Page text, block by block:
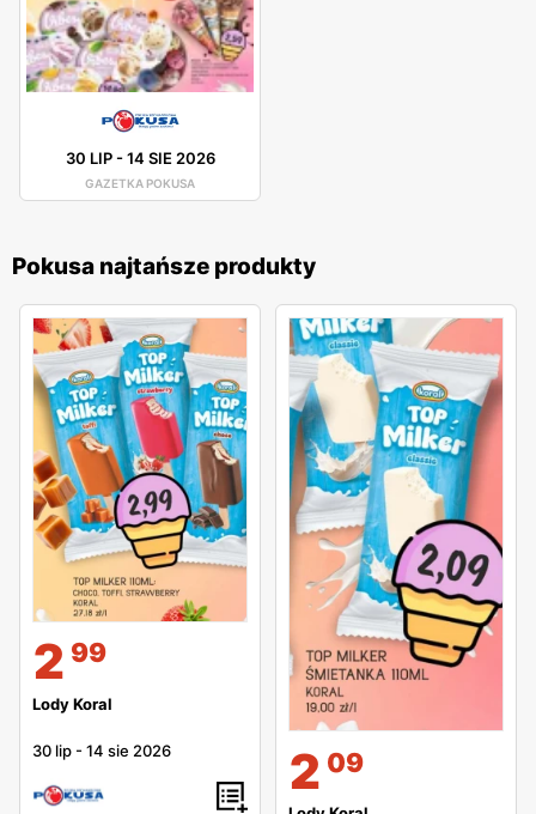
30 LIP-14 SIE 2026
GAZETKA POKUSA
Pokusa najtańsze produkty
2 99
Lody Koral
30 lip -14 sie 2026 2 09